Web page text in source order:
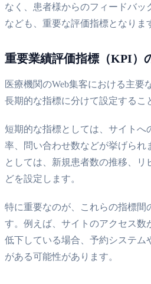
なく、患者様からのフィードバッ
なども、重要な評価指標となりま
重要業績評価指標（KPI）
医療機関のWeb集客における主要
長期的な指標に分けて設定するこ
短期的な指標としては、サイトへ
率、問い合わせ数などが挙げられ
としては、新規患者数の推移、リ
どを設定します。
特に重要なのが、これらの指標間
す。例えば、サイトのアクセス数
低下している場合、予約システム
がある可能性があります。